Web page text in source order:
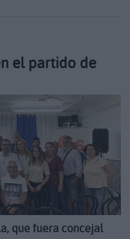
el partido de
que fuera concejal